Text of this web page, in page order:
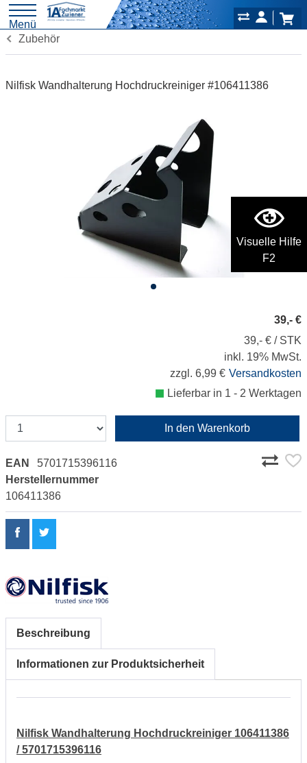
Visuelle Hilfe
F2
Menü
Zubehör
Nilfisk Wandhalterung Hochdruckreiniger #106411386
39,- €
39,- € / STK
inkl. 19% MwSt.
zzgl. 6,99 € Versandkosten
Lieferbar in 1 - 2 Werktagen
In den Warenkorb
EAN
5701715396116
Herstellernummer
106411386
Beschreibung
Informationen zur Produktsicherheit
Nilfisk Wandhalterung Hochdruckreiniger 106411386
/ 5701715396116